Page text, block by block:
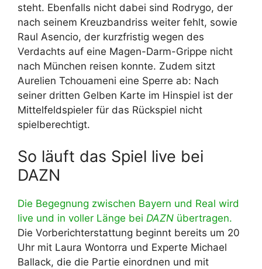
steht. Ebenfalls nicht dabei sind Rodrygo, der
nach seinem Kreuzbandriss weiter fehlt, sowie
Raul Asencio, der kurzfristig wegen des
Verdachts auf eine Magen-Darm-Grippe nicht
nach München reisen konnte. Zudem sitzt
Aurelien Tchouameni eine Sperre ab: Nach
seiner dritten Gelben Karte im Hinspiel ist der
Mittelfeldspieler für das Rückspiel nicht
spielberechtigt.
So läuft das Spiel live bei
DAZN
Die Begegnung zwischen Bayern und Real wird
live und in voller Länge bei DAZN übertragen.
Die Vorberichterstattung beginnt bereits um 20
Uhr mit Laura Wontorra und Experte Michael
Ballack, die die Partie einordnen und mit